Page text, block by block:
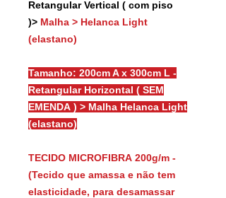
Retangular Vertical ( com piso
)> Malha > Helanca Light
(elastano)
Tamanho: 200cm A x 300cm L -
Retangular Horizontal ( SEM
EMENDA ) > Malha Helanca Light
(elastano)
TECIDO MICROFIBRA 200g/m -
(Tecido que amassa e não tem
elasticidade, para desamassar